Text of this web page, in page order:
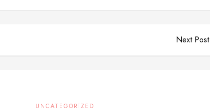
Next
UNCATEGORIZED